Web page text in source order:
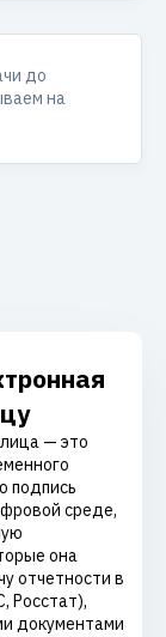
до
на
— это
подпись
среде,
она
отчетности в
Росстат),
документами